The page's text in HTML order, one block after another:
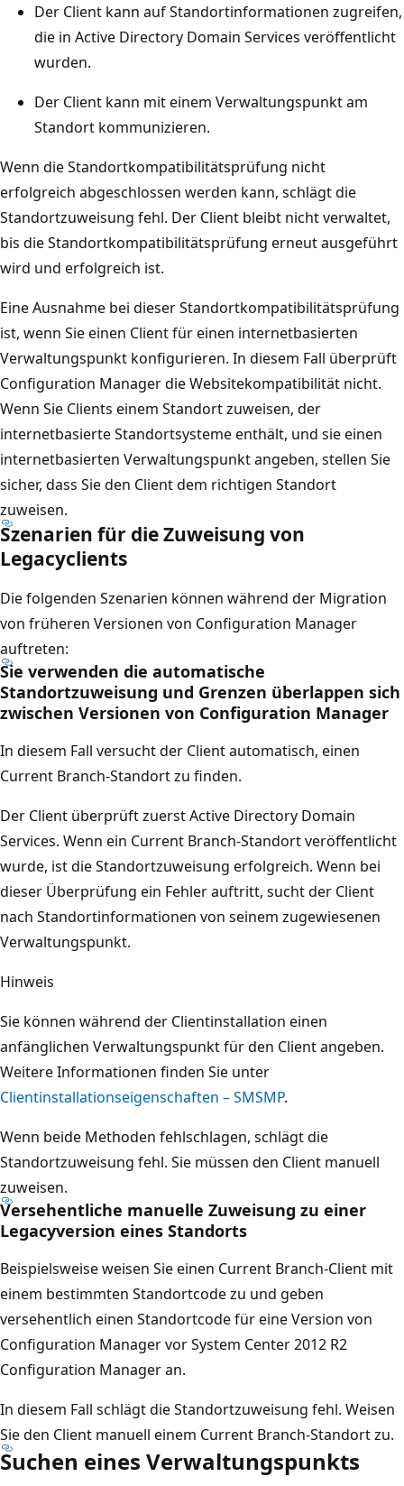
Der Client kann auf Standortinformationen zugreifen,
die in Active Directory Domain Services veröffentlicht
wurden.
Der Client kann mit einem Verwaltungspunkt am
Standort kommunizieren.
Wenn die Standortkompatibilitätsprüfung nicht
erfolgreich abgeschlossen werden kann, schlägt die
Standortzuweisung fehl. Der Client bleibt nicht verwaltet,
bis die Standortkompatibilitätsprüfung erneut ausgeführt
wird und erfolgreich ist.
Eine Ausnahme bei dieser Standortkompatibilitätsprüfung
ist, wenn Sie einen Client für einen internetbasierten
Verwaltungspunkt konfigurieren. In diesem Fall überprüft
Configuration Manager die Websitekompatibilität nicht.
Wenn Sie Clients einem Standort zuweisen, der
internetbasierte Standortsysteme enthält, und sie einen
internetbasierten Verwaltungspunkt angeben, stellen Sie
sicher, dass Sie den Client dem richtigen Standort
zuweisen.
Szenarien für die Zuweisung von
Legacyclients
Die folgenden Szenarien können während der Migration
von früheren Versionen von Configuration Manager
auftreten:
Sie verwenden die automatische
Standortzuweisung und Grenzen überlappen sich
zwischen Versionen von Configuration Manager
In diesem Fall versucht der Client automatisch, einen
Current Branch-Standort zu finden.
Der Client überprüft zuerst Active Directory Domain
Services. Wenn ein Current Branch-Standort veröffentlicht
wurde, ist die Standortzuweisung erfolgreich. Wenn bei
dieser Überprüfung ein Fehler auftritt, sucht der Client
nach Standortinformationen von seinem zugewiesenen
Verwaltungspunkt.
Hinweis
Sie können während der Clientinstallation einen
anfänglichen Verwaltungspunkt für den Client angeben.
Weitere Informationen finden Sie unter
Clientinstallationseigenschaften – SMSMP.
Wenn beide Methoden fehlschlagen, schlägt die
Standortzuweisung fehl. Sie müssen den Client manuell
zuweisen.
Versehentliche manuelle Zuweisung zu einer
Legacyversion eines Standorts
Beispielsweise weisen Sie einen Current Branch-Client mit
einem bestimmten Standortcode zu und geben
versehentlich einen Standortcode für eine Version von
Configuration Manager vor System Center 2012 R2
Configuration Manager an.
In diesem Fall schlägt die Standortzuweisung fehl. Weisen
Sie den Client manuell einem Current Branch-Standort zu.
Suchen eines Verwaltungspunkts